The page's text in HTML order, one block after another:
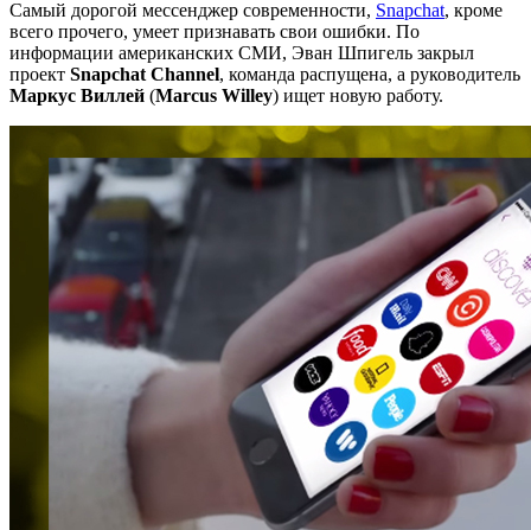
Самый дорогой мессенджер современности, Snapchat, кроме
всего прочего, умеет признавать свои ошибки. По
информации американских СМИ, Эван Шпигель закрыл
проект Snapchat Channel, команда распущена, а руководитель
Маркус Виллей (Marcus Willey) ищет новую работу.